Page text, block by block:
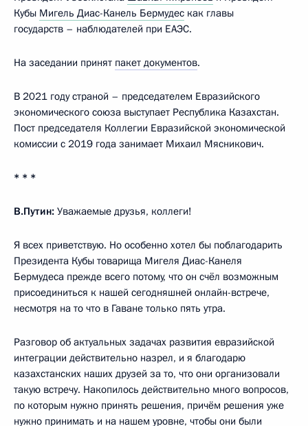
Кубы Мигель Диас-Канель Бермудес как главы
государств – наблюдателей при ЕАЭС.
На заседании принят пакет документов.
В 2021 году страной – председателем Евразийского
экономического союза выступает Республика Казахстан.
Пост председателя Коллегии Евразийской экономической
комиссии с 2019 года занимает Михаил Мясникович.
* * *
В.Путин: Уважаемые друзья, коллеги!
Я всех приветствую. Но особенно хотел бы поблагодарить
Президента Кубы товарища Мигеля Диас-Канеля
Бермудеса прежде всего потому, что он счёл возможным
присоединиться к нашей сегодняшней онлайн-встрече,
несмотря на то что в Гаване только пять утра.
Разговор об актуальных задачах развития евразийской
интеграции действительно назрел, и я благодарю
казахстанских наших друзей за то, что они организовали
такую встречу. Накопилось действительно много вопросов,
по которым нужно принять решения, причём решения уже
нужно принимать и на нашем уровне, чтобы они были